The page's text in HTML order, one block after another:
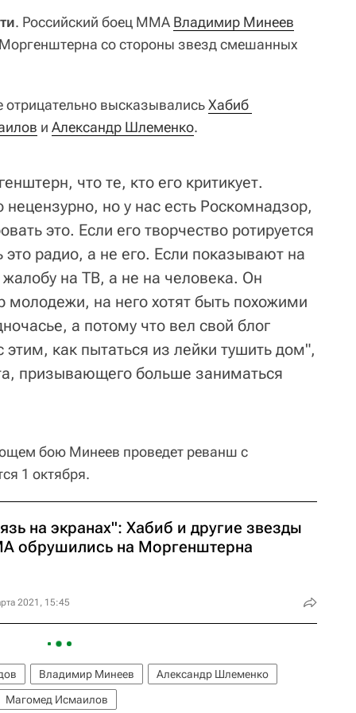
. Российский боец ММА Владимир Минеев
со стороны звезд смешанных
отрицательно высказывалисьХабиб
и Александр Шлеменко.
что те, кто его критикует.
нецензурно, но у нас есть Роскомнадзор,
это. Если его творчество ротируется
радио, а не его. Если показывают на
на ТВ, а не на человека. Он
молодежи, на него хотят быть похожими
а потому что вел свой блог
как пытаться из лейки тушить дом",
призывающего больше заниматься
бою Минеев проведет реванш с
1 октября.
на экранах": Хабиб и другие звезды
обрушились на Моргенштерна
2021, 15:45
Владимир Минеев
Александр Шлеменко
Магомед Исмаилов